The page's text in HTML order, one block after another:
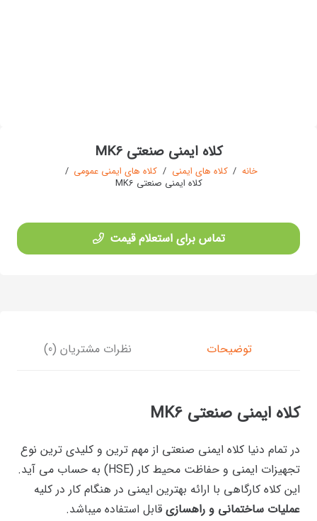
کلاه ایمنی صنعتی MK6
خانه / کلاه های ایمنی / کلاه های ایمنی عمومی /
کلاه ایمنی صنعتی MK6
تماس برای استعلام قیمت
توضیحات نظرات مشتریان (0)
کلاه ایمنی صنعتی MK6
در تمام دنیا کلاه ایمنی صنعتی از مهم ترین و کلیدی ترین نوع
تجهیزات ایمنی و حفاظت محیط کار (HSE) به حساب می آید.
این کلاه کارگاهی با ارائه بهترین ایمنی در هنگام کار در کلیه
عملیات ساختمانی و راهسازی قابل استفاده میباشد.